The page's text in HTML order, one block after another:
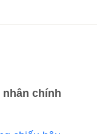
nhân chính